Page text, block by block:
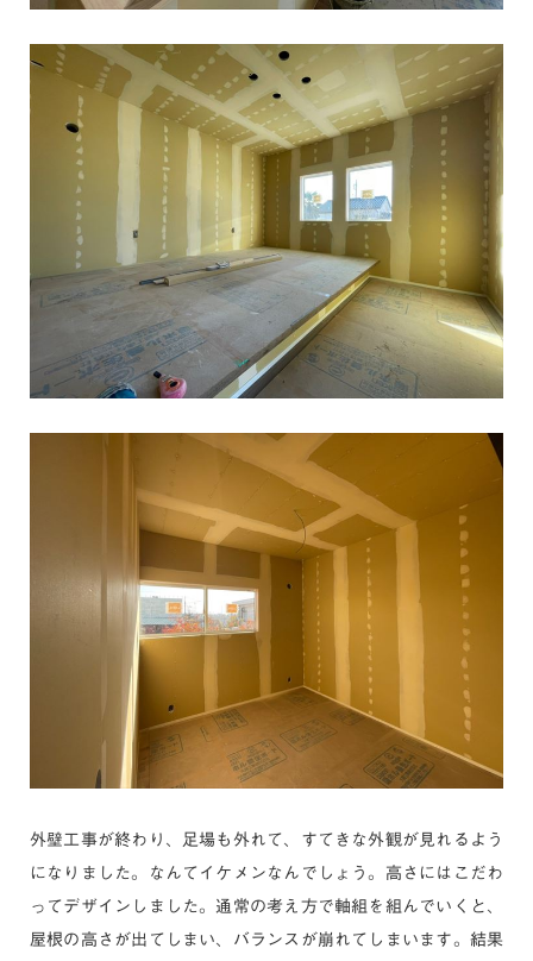
外壁工事が終わり、足場も外れて、すてきな外観が見れるよう
になりました。なんてイケメンなんでしょう。高さにはこだわ
ってデザインしました。通常の考え方で軸組を組んでいくと、
屋根の高さが出てしまい、バランスが崩れてしまいます。結果